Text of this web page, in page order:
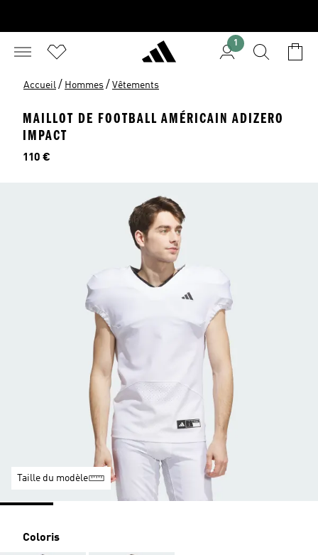
1
Accueil / Hommes / Vêtements
MAILLOT DE FOOTBALL AMÉRICAIN ADIZERO
IMPACT
Prix
110 €
Taille du modèle
Coloris